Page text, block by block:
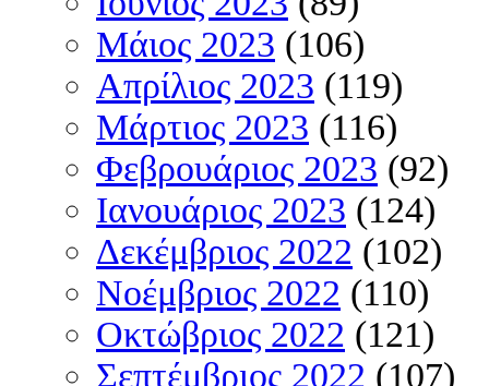
Μάιος 2023 (106)
Απρίλιος 2023 (119)
Μάρτιος 2023 (116)
Φεβρουάριος 2023 (92)
Ιανουάριος 2023 (124)
Δεκέμβριος 2022 (102)
Νοέμβριος 2022 (110)
Οκτώβριος 2022 (121)
Σεπτέμβριος 2022 (107)